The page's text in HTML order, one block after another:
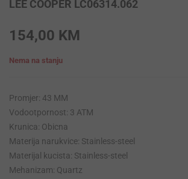
LEE COOPER LC06314.062
154,00 KM
Nema na stanju
Promjer: 43 MM
Vodootpornost: 3 ATM
Krunica: Obicna
Materija narukvice: Stainless-steel
Materijal kucista: Stainless-steel
Mehanizam: Quartz